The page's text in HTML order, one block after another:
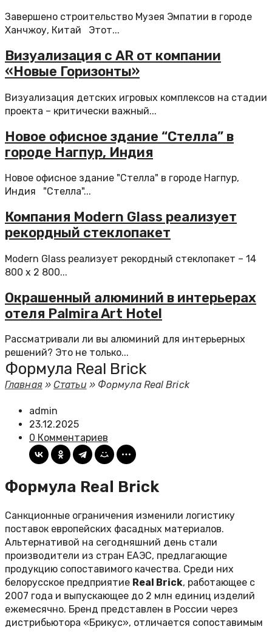
Завершено строительство Музея Эмпатии в городе
Ханчжоу, Китай Этот...
Визуализация с AR от компании
«Новые Горизонты»
Визуализация детских игровых комплексов на стадии
проекта – критически важный...
Новое офисное здание “Стелла” в
городе Нагпур, Индия
Новое офисное здание "Стелла" в городе Нагпур,
Индия "Стелла"...
​Компания Modern Glass реализует
рекордный стеклопакет
Modern Glass реализует рекордный стеклопакет – 14
800 х 2 800...
Окрашенный алюминий в интерьерах
отеля Palmira Art Hotel
Рассматривали ли вы алюминий для интерьерных
решений? Это не только...
​Формула Real Brick
Главная»Статьи » ​Формула Real Brick
admin
23.12.2025
0 Комментариев
​Формула Real Brick
Санкционные ограничения изменили логистику
поставок европейских фасадных материалов.
Альтернативой на сегодняшний день стали
производители из стран ЕАЭС, предлагающие
продукцию сопоставимого качества. Среди них
белорусское предприятие Real Brick, работающее с
2007 года и выпускающее до 2 млн единиц изделий
ежемесячно. Бренд представлен в России через
дистрибьютора «Брикус», отличается сопоставимым